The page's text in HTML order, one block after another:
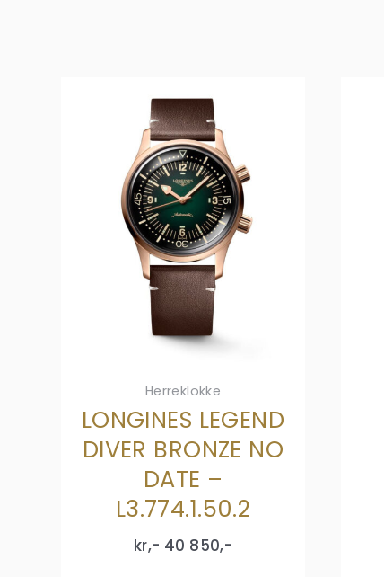
Herreklokke
LONGINES LEGEND
DIVER BRONZE NO
DATE –
L3.774.1.50.2
kr,- 40 850,-